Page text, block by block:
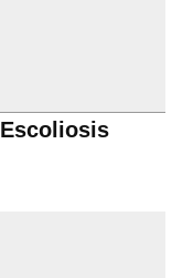
Escoliosis